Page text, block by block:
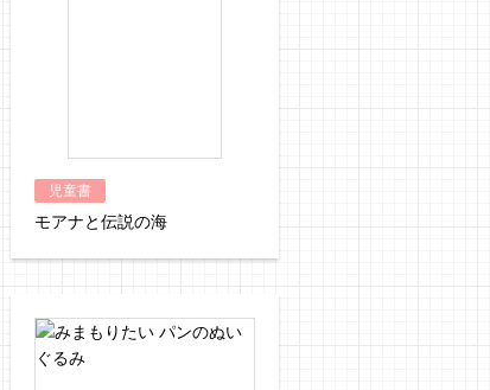
児童書
モアナと伝説の海